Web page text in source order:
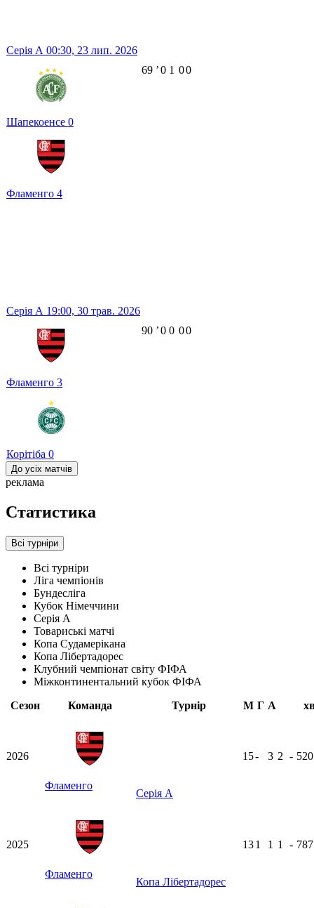
Серія А 00:30, 23 лип. 2026
Шапекоенсе 0
Фламенго 4
69 ʼ0 1 00
Серія А 19:00, 30 трав. 2026
Фламенго 3
Корітіба 0
90 ʼ0 0 00
До усіх матчів
реклама
Статистика
Всі турніри
Всі турніри
Ліга чемпіонів
Бундесліга
Кубок Німеччини
Серія А
Товариські матчі
Копа Судамерікана
Копа Лібертадорес
Клубний чемпіонат світу ФІФА
Міжконтинентальний кубок ФІФА
Сезон
Команда Турнір М Г А
2026
Фламенго
Серія А
15- 3 2 -
2025
Фламенго
Копа Лібертадорес
131 1 1 -